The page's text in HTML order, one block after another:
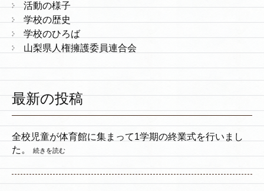
活動の様子
学校の歴史
学校のひろば
山梨県人権擁護委員連合会
最新の投稿
全校児童が体育館に集まって1学期の終業式を行いまし
た。
続きを読む